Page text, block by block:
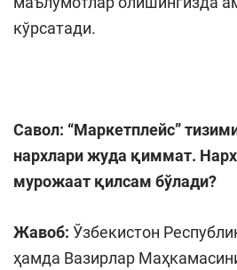
кўрсатади.
Савол: “Маркетплейс”
нархлари жуда қиммат.
мурожаат қилсам бўлади?
Жавоб: Ўзбекистон
ҳамда Вазирлар